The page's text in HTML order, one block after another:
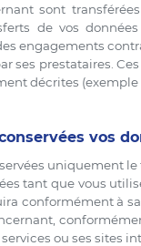
sont
de vos
engagements
ses prestataires.
décrites (exemple
vos
uniquement
tant que vous
conformément à
ou ses sites